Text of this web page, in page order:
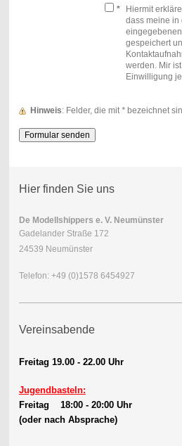
*
Hiermit
dass meine in
gespeichert
werden. Mir
Einwilligung
Hinweis : Felder, die mit *bezeichnet
Hier finden Sie uns
De Modellshippers e. V. Neumünster
Gadelander Straße 172
24539 Neumünster
Telefon: +49 (0)1578 6454927
Vereinsabende
Freitag 19.00 - 22.00 Uhr
Jugendbasteln:
Freitag 18:00 - 20:00 Uhr
(oder nach Absprache)